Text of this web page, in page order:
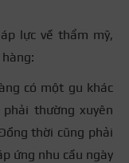
lực về thẩm mỹ,
có một gu khác
thường xuyên
thời cũng phải
ứng nhu cầu ngày